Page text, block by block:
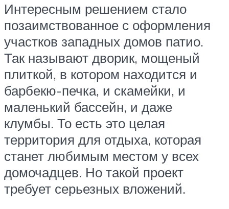
Интересным решением стало
позаимствованное с оформления
участков западных домов патио.
Так называют дворик, мощеный
плиткой, в котором находится и
барбекю-печка, и скамейки, и
маленький бассейн, и даже
клумбы. То есть это целая
территория для отдыха, которая
станет любимым местом у всех
домочадцев. Но такой проект
требует серьезных вложений.